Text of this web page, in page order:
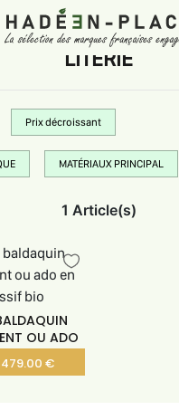
LITERIE
Prix décroissant
MATÉRIAUX PRINCIPAL
1 Article(s)
OU ADO
479.00 €